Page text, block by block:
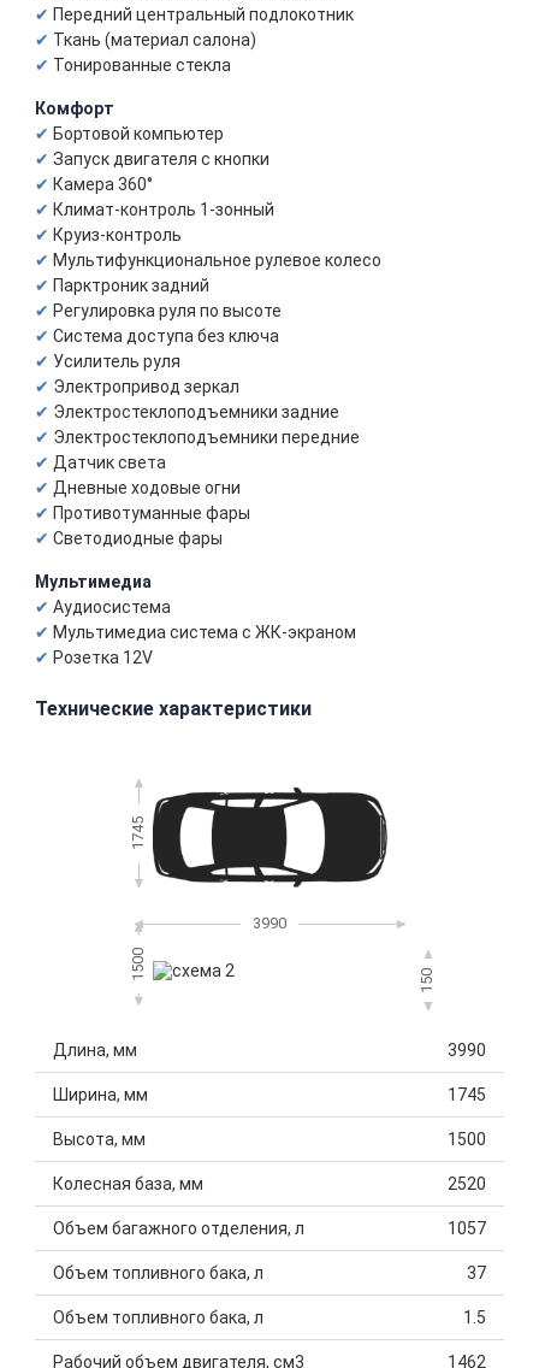
Передний центральный подлокотник
Ткань (материал салона)
Тонированные стекла
Комфорт
Бортовой компьютер
Запуск двигателя с кнопки
Камера 360°
Климат-контроль 1-зонный
Круиз-контроль
Мультифункциональное рулевое колесо
Парктроник задний
Регулировка руля по высоте
Система доступа без ключа
Усилитель руля
Электропривод зеркал
Электростеклоподъемники задние
Электростеклоподъемники передние
Датчик света
Дневные ходовые огни
Противотуманные фары
Светодиодные фары
Мультимедиа
Аудиосистема
Мультимедиа система с ЖК-экраном
Розетка 12V
Технические характеристики
1745
3990
1500 150
Длина, мм 3990
Ширина, мм 1745
Высота, мм 1500
Колесная база, мм 2520
Объем багажного отделения, л 1057
Объем топливного бака, л 37
Объем топливного бака, л 1.5
Рабочий объем двигателя, см3 1462